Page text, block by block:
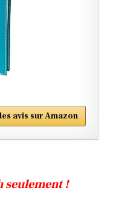
avis sur Amazon
seulement !